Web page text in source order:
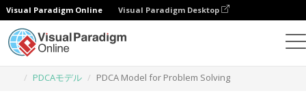
Visual Paradigm Online Visual Paradigm Desktop
PDCAモデル
PDCA Model for Problem Solving